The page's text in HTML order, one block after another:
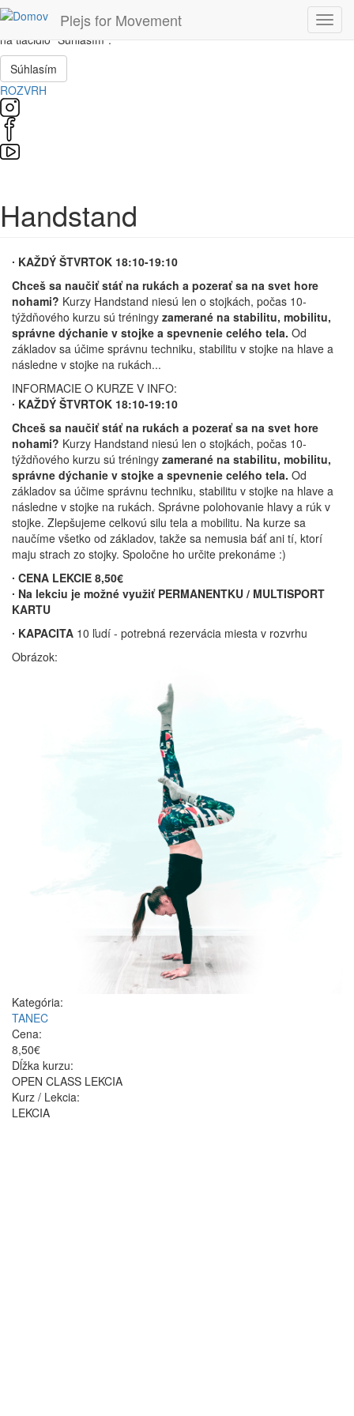
Skočiť na hlavný obsah
Táto stránka používa súbory cookie, ktoré nám pomôžu získať to
najlepšie pri návšteve našich webových stránok. Ak súhlasíte, kliknite
na tlačidlo "Súhlasím".
Súhlasím
ROZVRH
Plejs for Movement
Handstand
∙ KAŽDÝ ŠTVRTOK 18:10-19:10
Chceš sa naučiť stáť na rukách a pozerať sa na svet hore
nohami? Kurzy Handstand niesú len o stojkách, počas 10-
týždňového kurzu sú tréningy zamerané na stabilitu, mobilitu,
správne dýchanie v stojke a spevnenie celého tela. Od
základov sa účime správnu techniku, stabilitu v stojke na hlave a
následne v stojke na rukách...
INFORMACIE O KURZE V INFO:
∙ KAŽDÝ ŠTVRTOK 18:10-19:10
Chceš sa naučiť stáť na rukách a pozerať sa na svet hore
nohami? Kurzy Handstand niesú len o stojkách, počas 10-
týždňového kurzu sú tréningy zamerané na stabilitu, mobilitu,
správne dýchanie v stojke a spevnenie celého tela. Od
základov sa účime správnu techniku, stabilitu v stojke na hlave a
následne v stojke na rukách. Správne polohovanie hlavy a rúk v
stojke. Zlepšujeme celkovú silu tela a mobilitu. Na kurze sa
naučíme všetko od základov, takže sa nemusia báť ani tí, ktorí
maju strach zo stojky. Spoločne ho určite prekonáme :)
∙ CENA LEKCIE 8,50€
∙ Na lekciu je možné využiť PERMANENTKU / MULTISPORT
KARTU
∙ KAPACITA 10 ľudí - potrebná rezervácia miesta v rozvrhu
Obrázok:
Kategória:
TANEC
Cena:
8,50€
Dĺžka kurzu:
OPEN CLASS LEKCIA
Kurz / Lekcia:
LEKCIA